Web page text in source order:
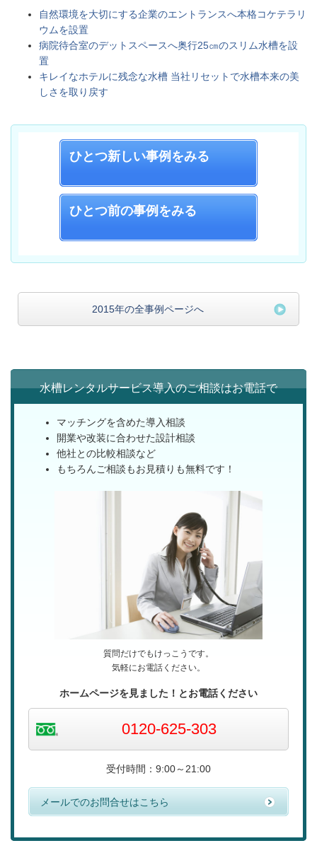
自然環境を大切にする企業のエントランスへ本格コケテラリ
ウムを設置
病院待合室のデットスペースへ奥行25㎝のスリム水槽を設
置
キレイなホテルに残念な水槽 当社リセットで水槽本来の美
しさを取り戻す
ひとつ新しい事例をみる
ひとつ前の事例をみる
2015年の全事例ページへ
水槽レンタルサービス導入のご相談はお電話で
マッチングを含めた導入相談
開業や改装に合わせた設計相談
他社との比較相談など
もちろんご相談もお見積りも無料です！
質問だけでもけっこうです。
気軽にお電話ください。
ホームページを見ました！ とお電話ください
0120-625-303
受付時間：9:00～21:00
メールでのお問合せはこちら